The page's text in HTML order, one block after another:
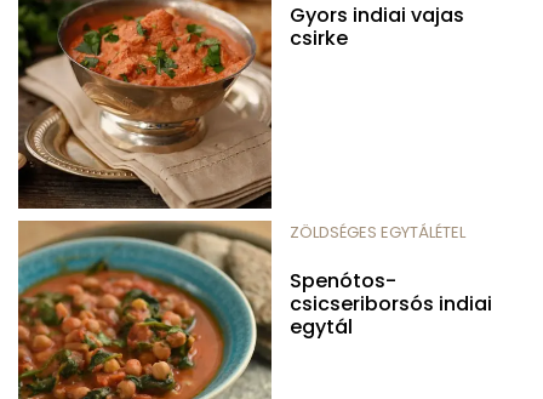
Gyors indiai vajas
csirke
ZÖLDSÉGES EGYTÁLÉTEL
Spenótos-
csicseriborsós indiai
egytál